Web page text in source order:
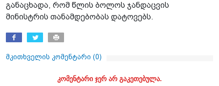
განაცხადა, რომ წლის ბოლოს ჯანდაცვის
მინისტრის თანამდებობას დატოვებს.
მკითხველის კომენტარი (0)
კომენტარი ჯერ არ გაკეთებულა.